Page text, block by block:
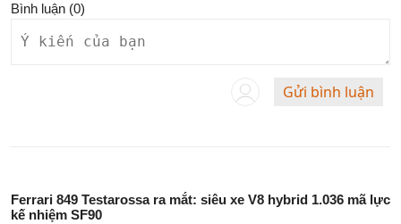
Bình luận (0)
Gửi bình luận
Ferrari 849 Testarossa ra mắt: siêu xe V8 hybrid 1.036 mã lực
kế nhiệm SF90